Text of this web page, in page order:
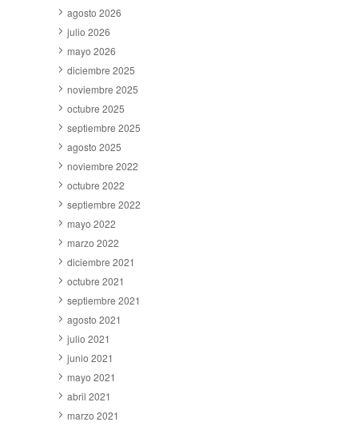
agosto 2026
julio 2026
mayo 2026
diciembre 2025
noviembre 2025
octubre 2025
septiembre 2025
agosto 2025
noviembre 2022
octubre 2022
septiembre 2022
mayo 2022
marzo 2022
diciembre 2021
octubre 2021
septiembre 2021
agosto 2021
julio 2021
junio 2021
mayo 2021
abril 2021
marzo 2021